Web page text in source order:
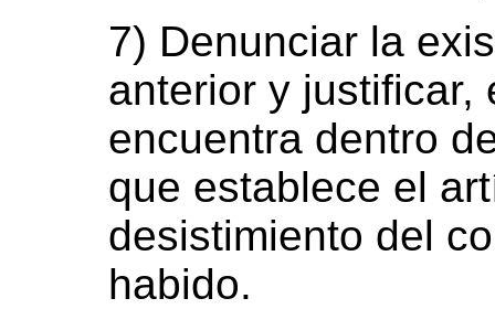
7) Denunciar la
anterior y justificar,
encuentra dentro
que establece el
desistimiento del
habido.